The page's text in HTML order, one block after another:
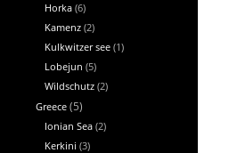
Horka (6)
Kamenz (2)
Kulkwitzer see (1)
Lobejun (5)
Wildschutz (2)
Greece (5)
Ionian Sea (2)
Kerkini (3)